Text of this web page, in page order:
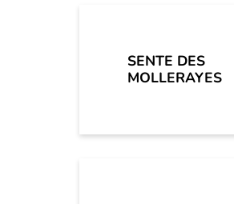
SENTE DES
MOLLERAYES